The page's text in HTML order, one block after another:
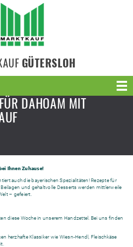
GÜTERSLOH
DAHOAM MIT
Ihnen Zuhause!
auch die bayerischen Spezialitäten! Rezepte für
und gehaltvolle Desserts werden mittlerweile
– gefeiert.
diese Woche in unserem Handzettel. Bei uns finden
herzhafte Klassiker wie Wiesn-Hendl, Fleischkäse